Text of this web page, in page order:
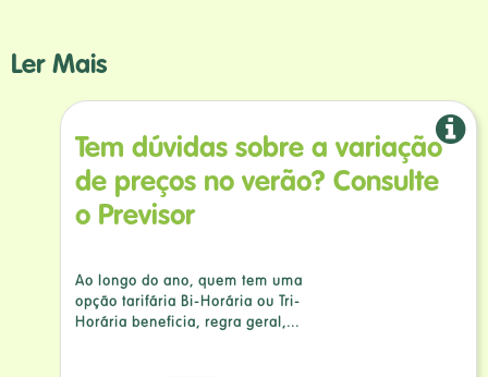
Ler Mais
Tem dúvidas sobre a variação
de preços no verão? Consulte
o Previsor
Ao longo do ano, quem tem uma
opção tarifária Bi-Horária ou Tri-
Horária beneficia, regra geral,...